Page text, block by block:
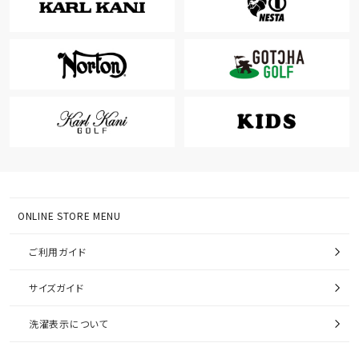
ONLINE STORE MENU
ご利用ガイド
サイズガイド
洗濯表示について